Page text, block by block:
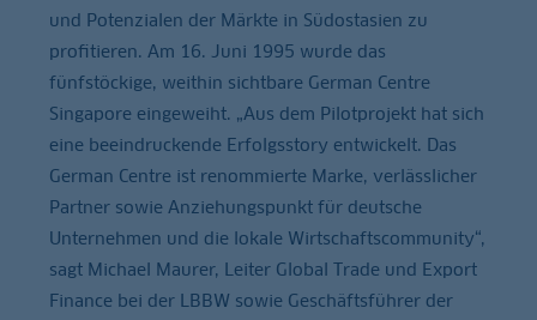
und Potenzialen der Märkte in Südostasien zu
profitieren. Am 16. Juni 1995 wurde das
fünfstöckige, weithin sichtbare German Centre
Singapore eingeweiht. „Aus dem Pilotprojekt hat sich
eine beeindruckende Erfolgsstory entwickelt. Das
German Centre ist renommierte Marke, verlässlicher
Partner sowie Anziehungspunkt für deutsche
Unternehmen und die lokale Wirtschaftscommunity“,
sagt Michael Maurer, Leiter Global Trade und Export
Finance bei der LBBW sowie Geschäftsführer der